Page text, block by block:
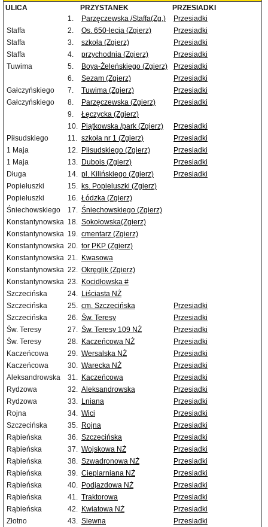
ULICA PRZYSTANEK
PRZESIADKI
1.
Parzęczewska /Staffa(Zg.)
Przesiadki
Staffa
2. Os. 650-lecia (Zgierz)
Przesiadki
Staffa
3. szkoła (Zgierz)
Przesiadki
Staffa
4. przychodnia (Zgierz)
Przesiadki
Tuwima
5. Boya-Żeleńskiego (Zgierz)
Przesiadki
6.
Sezam (Zgierz)
Przesiadki
Gałczyńskiego
7. Tuwima (Zgierz)
Przesiadki
Gałczyńskiego
8. Parzęczewska (Zgierz)
Przesiadki
9.
Łęczycka (Zgierz)
10. Piątkowska /park (Zgierz)
Przesiadki
Piłsudskiego
11. szkoła nr 1 (Zgierz)
Przesiadki
1 Maja
12. Piłsudskiego (Zgierz)
Przesiadki
1 Maja
13. Dubois (Zgierz)
Przesiadki
Długa
14. pl. Kilińskiego (Zgierz)
Przesiadki
Popiełuszki
15. ks. Popieluszki (Zgierz)
Popiełuszki
16. Łódzka (Zgierz)
Śniechowskiego
17. Śniechowskiego (Zgierz)
Konstantynowska 18. Sokołowska(Zgierz)
Konstantynowska 19. cmentarz (Zgierz)
Konstantynowska 20. tor PKP (Zgierz)
Konstantynowska 21. Kwasowa
Konstantynowska 22. Okręglik (Zgierz)
Konstantynowska 23. Kocidłowska #
Szczecińska
24. Liściasta NŻ
Szczecińska
25. cm. Szczecińska
Przesiadki
Szczecińska
26. Św. Teresy
Przesiadki
Św. Teresy
27. Św. Teresy 109 NŻ
Przesiadki
Św. Teresy
28. Kaczeńcowa NŻ
Przesiadki
Kaczeńcowa
29. Wersalska NŻ
Przesiadki
Kaczeńcowa
30. Warecka NŻ
Przesiadki
Aleksandrowska
31. Kaczeńcowa
Przesiadki
Rydzowa
32. Aleksandrowska
Przesiadki
Rydzowa
33. Lniana
Przesiadki
Rojna
34. Wici
Przesiadki
Szczecińska
35. Rojna
Przesiadki
Rąbieńska
36. Szczecińska
Przesiadki
Rąbieńska
37. Wojskowa NŻ
Przesiadki
Rąbieńska
38. Szwadronowa NŻ
Przesiadki
Rąbieńska
39. Cieplarniana NŻ
Przesiadki
Rąbieńska
40. Podjazdowa NŻ
Przesiadki
Rąbieńska
41. Traktorowa
Przesiadki
Rąbieńska
42. Kwiatowa NŻ
Przesiadki
Złotno
43. Siewna Przesiadki